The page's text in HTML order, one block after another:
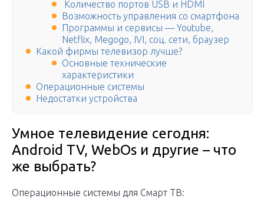
Количество портов USB и HDMI
Возможность управления со смартфона
Программы и сервисы — Youtube,
Netflix, Megogo, IVI, соц. сети, браузер
Какой фирмы телевизор лучше?
Основные технические
характеристики
Операционные системы
Недостатки устройства
Умное телевидение сегодня:
Аndroid TV, WebОs и другие – что
же выбрать?
Операционные системы для Смарт ТВ: